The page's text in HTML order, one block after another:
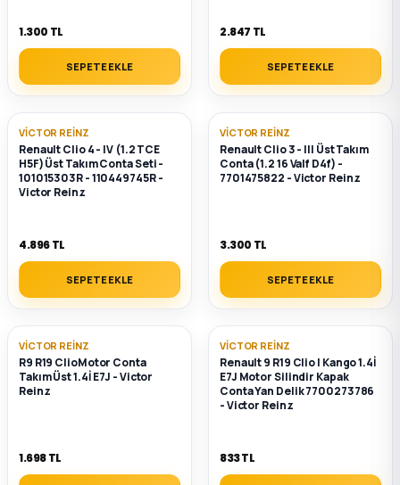
1.300 TL
SEPETE EKLE
2.847 TL
SEPETE EKLE
VICTOR REINZ
Renault Clio 4 - IV (1.2 TCE
H5F) Üst Takım Conta Seti -
101015303R - 110449745R -
Victor Reinz
4.896 TL
SEPETE EKLE
VICTOR REINZ
Renault Clio 3 - III Üst Takım
Conta (1.2 16 Valf D4f) -
7701475822 - Victor Reinz
3.300 TL
SEPETE EKLE
VICTOR REINZ
R9 R19 ClioMotor Conta
Takım Üst 1.4İ E7J - Victor
Reinz
1.698 TL
VICTOR REINZ
Renault 9 R19 Clio I Kango 1.4İ
E7J Motor Silindir Kapak
Conta Yan Delik 7700273786
- Victor Reinz
833 TL